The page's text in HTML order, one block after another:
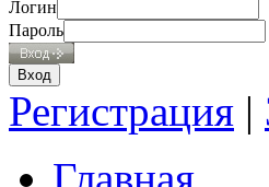
Логин
Пароль
Регистрация |